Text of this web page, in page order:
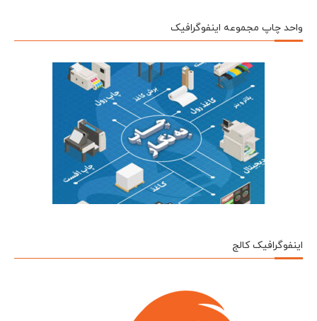
واحد چاپ مجموعه اینفوگرافیک
اینفوگرافیک کالج